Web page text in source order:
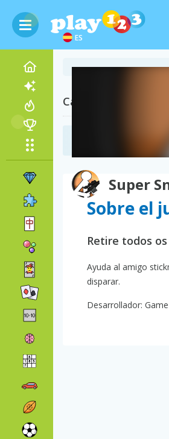
ES
Super
Categorías
Juegos de
Sobre el
Retire todos
Ayuda al amigo
disparar.
Desarrollador: